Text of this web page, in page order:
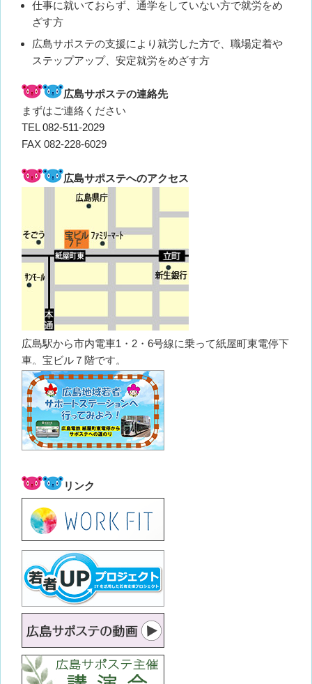
仕事に就いておらず、通学をしていない方で就労をめ
ざす方
広島サポステの支援により就労した方で、職場定着や
ステップアップ、安定就労をめざす方
広島サポステの連絡先
まずはご連絡ください
TEL082-511-2029
FAX 082-228-6029
広島サポステへのアクセス
広島駅から市内電車1・2・6号線に乗って紙屋町東電停下
車。宝ビル７階です。
リンク